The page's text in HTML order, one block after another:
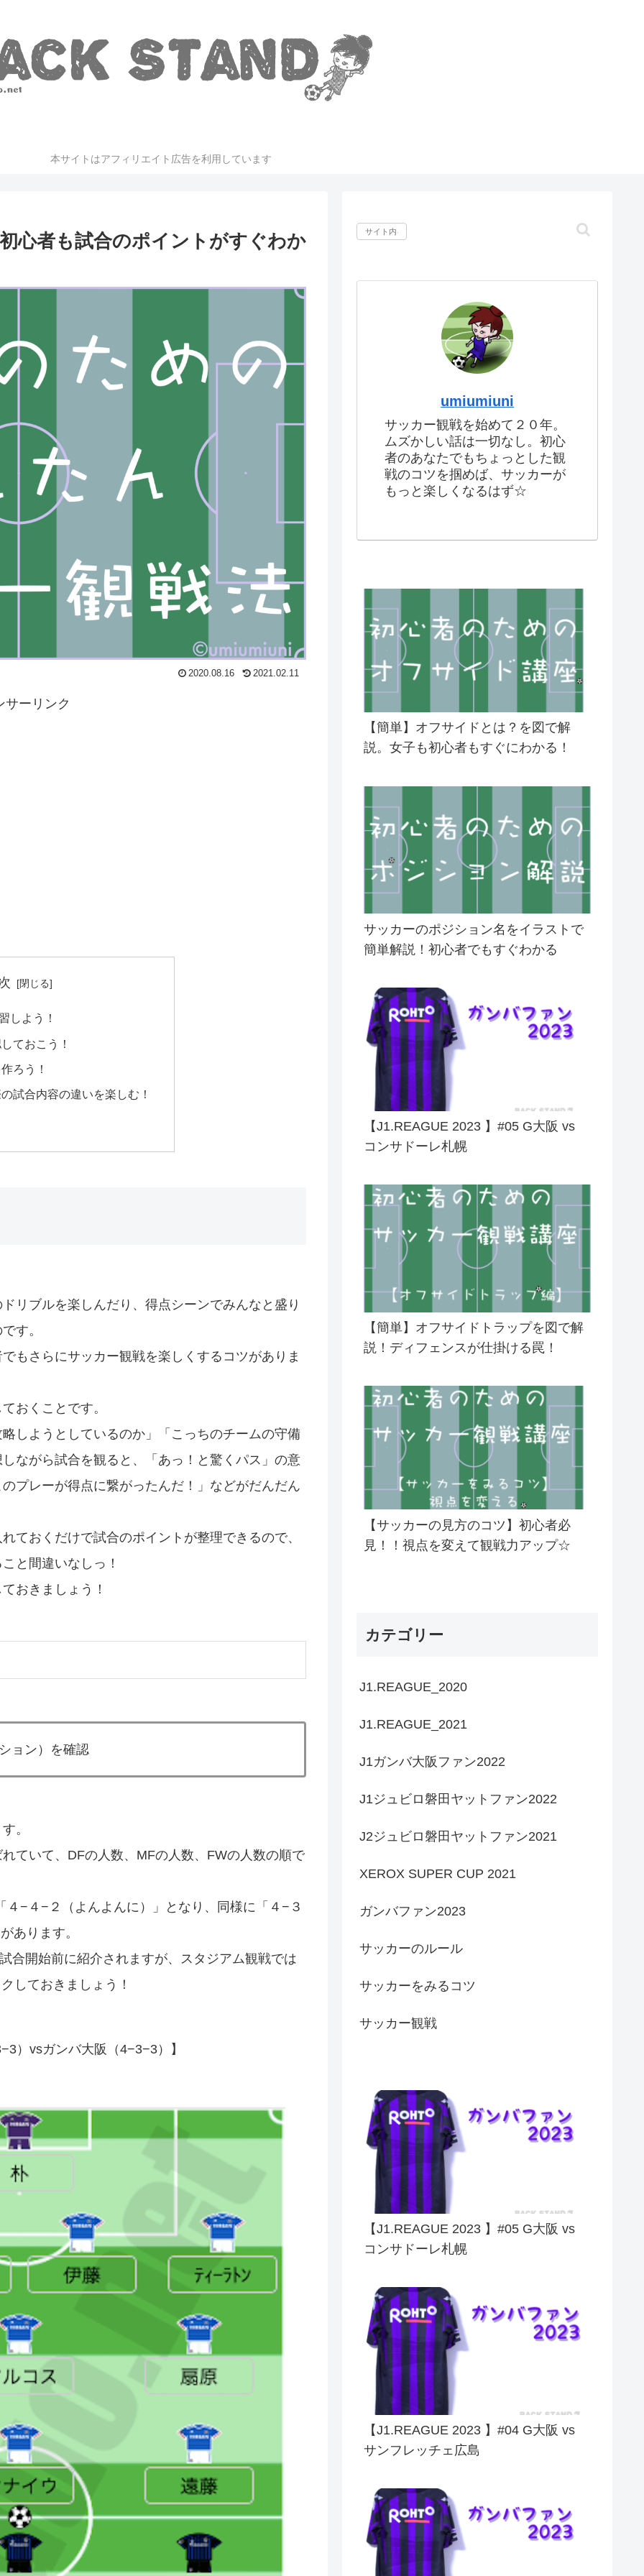
本サイトはアフィリエイト広告を利用しています
心者も試合のポイントがすぐわか
2020.08.16 2021.02.11
サーリンク
しよう！
ておこう！
ろう！
試合内容の違いを楽しむ！
リブルを楽しんだり、得点シーンでみんなと盛り
す。
もさらにサッカー観戦を楽しくするコツがありま
おくことです。
しようとしているのか」「こっちのチームの守備
ながら試合を観ると、「あっ！と驚くパス」の意
プレーが得点に繋がったんだ！」などがだんだん
ておくだけで試合のポイントが整理できるので、
と間違いなしっ！
おきましょう！
ョン）を確認
。
ていて、DFの人数、MFの人数、FWの人数の順で
−４−２（よんよんに）」となり、同様に「４−３
あります。
合開始前に紹介されますが、スタジアム観戦では
しておきましょう！
）vsガンバ大阪（4−3−3）】
umiumiuni
サッカー観戦を始めて２０年。
ムズかしい話は一切なし。初心
者のあなたでもちょっとした観
戦のコツを掴めば、サッカーが
もっと楽しくなるはず☆
【簡単】オフサイドとは？を図で解
説。女子も初心者もすぐにわかる！
サッカーのポジション名をイラストで
簡単解説！初心者でもすぐわかる
【J1.REAGUE 2023 】#05 G大阪 vs
コンサドーレ札幌
【簡単】オフサイドトラップを図で解
説！ディフェンスが仕掛ける罠！
【サッカーの見方のコツ】初心者必
見！！視点を変えて観戦力アップ☆
カテゴリー
J1.REAGUE_2020
J1.REAGUE_2021
J1ガンバ大阪ファン2022
J1ジュビロ磐田ヤットファン2022
J2ジュビロ磐田ヤットファン2021
XEROX SUPER CUP 2021
ガンバファン2023
サッカーのルール
サッカーをみるコツ
サッカー観戦
【J1.REAGUE 2023 】#05 G大阪 vs
コンサドーレ札幌
【J1.REAGUE 2023 】#04 G大阪 vs
サンフレッチェ広島